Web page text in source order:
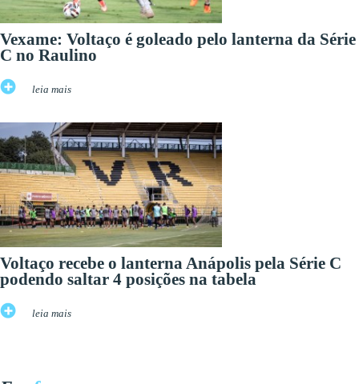
Vexame: Voltaço é goleado pelo lanterna da Série
C no Raulino
leia mais
Voltaço recebe o lanterna Anápolis pela Série C
podendo saltar 4 posições na tabela
leia mais